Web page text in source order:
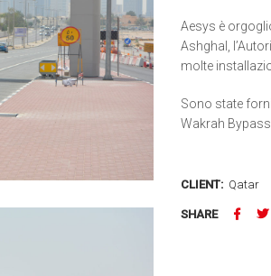
Aesys è
Ashghal,
molte
Sono state
Wakrah Bypass
CLIENT: Qatar
SHARE